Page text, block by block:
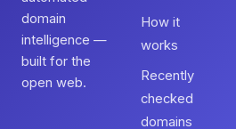
domain
intelligence —
built for the
open web.
How it
works
Recently
checked
domains